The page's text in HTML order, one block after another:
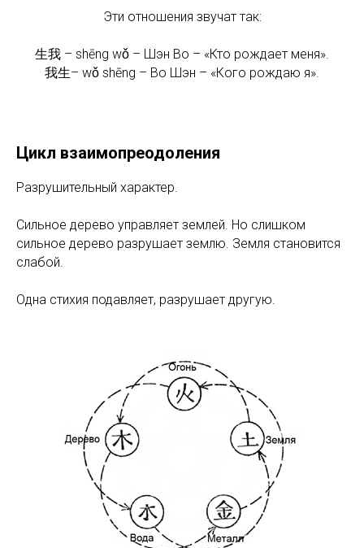
Эти отношения звучат так:
生我 – shēng wǒ – Шэн Во – «Кто рождает меня».
我生– wǒ shēng – Во Шэн – «Кого рождаю я».
Цикл взаимопреодоления
Разрушительный характер.
Сильное дерево управляет землей. Но слишком
сильное дерево разрушает землю. Земля становится
слабой.
Одна стихия подавляет, разрушает другую.